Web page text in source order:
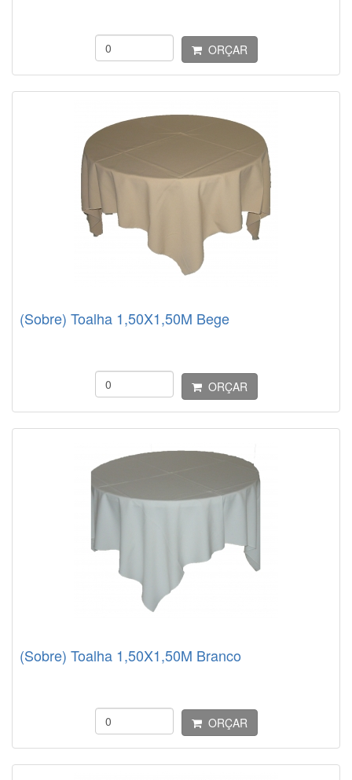
ORÇAR
(Sobre) Toalha 1,50X1,50M Bege
ORÇAR
(Sobre) Toalha 1,50X1,50M Branco
ORÇAR